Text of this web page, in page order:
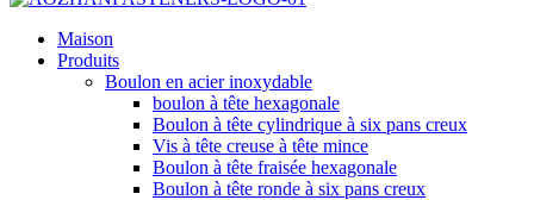
Maison
Produits
Boulon en acier inoxydable
boulon à tête hexagonale
Boulon à tête cylindrique à six pans creux
Vis à tête creuse à tête mince
Boulon à tête fraisée hexagonale
Boulon à tête ronde à six pans creux